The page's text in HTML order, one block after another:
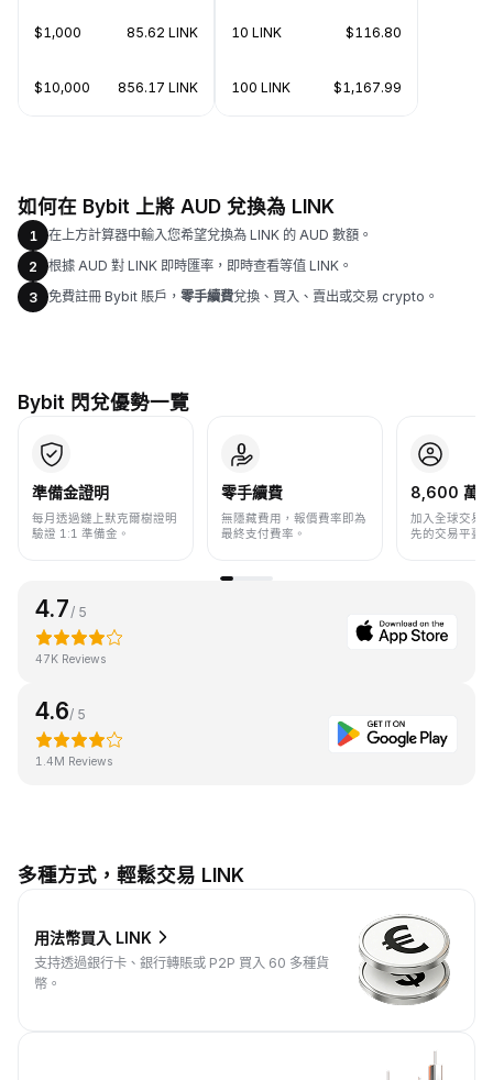
$1,000 85.62 LINK
$10,000 856.17 LINK
10 LINK $116.80
100 LINK $1,167.99
如何在 Bybit 上將 AUD 兌換為 LINK
1
在上方計算器中輸入您希望兌換為 LINK 的 AUD 數額。
2
根據 AUD 對 LINK 即時匯率，即時查看等值 LINK。
3
免費註冊 Bybit 賬戶， 零手續費兌換、買入、賣出或交易 crypto。
Bybit 閃兌優勢一覽
準備金證明
每月透過鏈上默克爾樹證明
驗證 1:1 準備金。
零手續費
無隱藏費用，報價費率即為
最終支付費率。
8,600 萬+
加入全球交易
先的交易平臺
4.7/ 5
47K Reviews
4.6/ 5
1.4M Reviews
多種方式，輕鬆交易 LINK
用法幣買入 LINK
支持透過銀行卡、銀行轉賬或 P2P 買入 60 多種貨
幣。